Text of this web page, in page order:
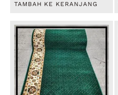
TAMBAH KE KERANJANG